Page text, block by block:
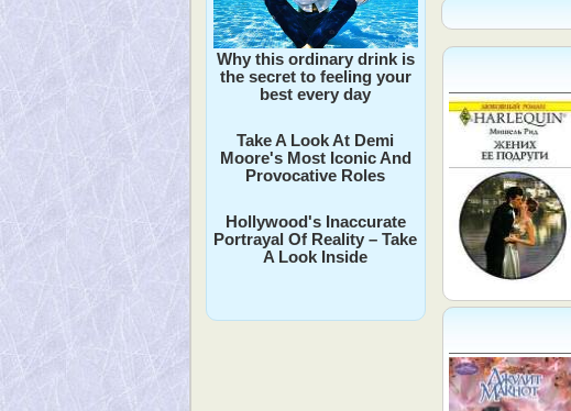
Why this ordinary drink is
the secret to feeling your
best every day
Take A Look At Demi
Moore's Most Iconic And
Provocative Roles
Hollywood's Inaccurate
Portrayal Of Reality – Take
A Look Inside